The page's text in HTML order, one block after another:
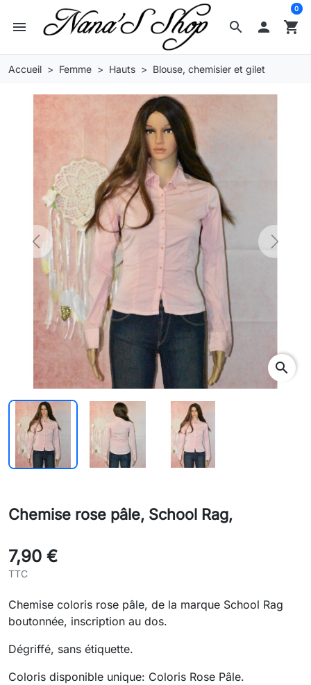
search
menu  shopping_cart
0
Accueil Femme Hauts Blouse, chemisier et gilet
Previous Next
search
Chemise rose pâle, School Rag,
7,90 €
TTC
Chemise coloris rose pâle, de la marque School Rag
boutonnée, inscription au dos.
Dégriffé, sans étiquette.
Coloris disponible unique: Coloris Rose Pâle.